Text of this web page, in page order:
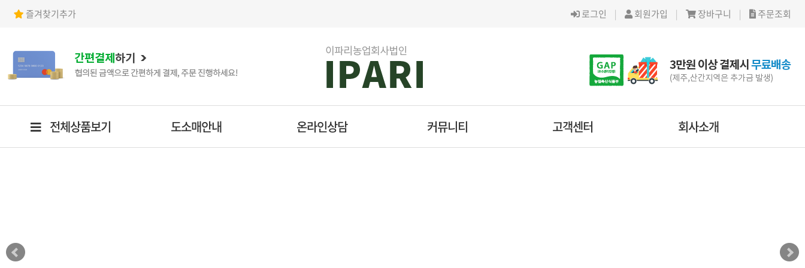
즐겨찾기추가 로그인 | 회원가입 | 장바구니 | 주문조회
전체상품보기 도소매안내 온라인상담 커뮤니티 고객센터 회사소개